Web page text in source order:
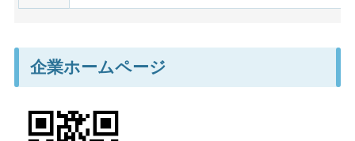
企業ホームページ